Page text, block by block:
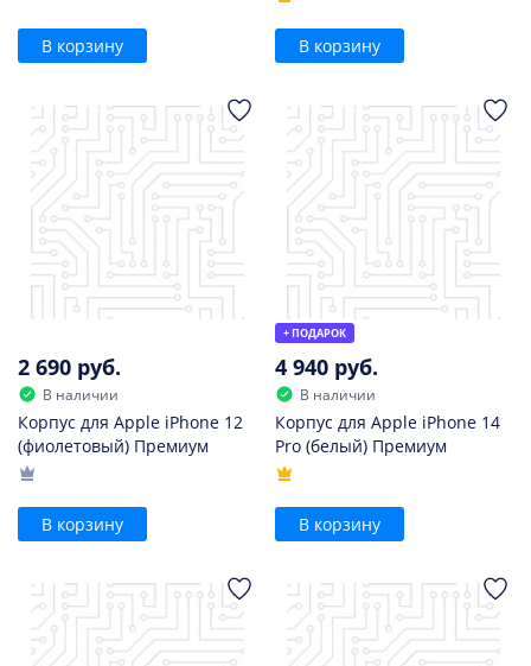
В корзину В корзину
2 690 руб.
В наличии
Корпус для Apple iPhone 12
(фиолетовый) Премиум
В корзину
+ ПОДАРОК
4 940 руб.
В наличии
Корпус для Apple iPhone 14
Pro (белый) Премиум
В корзину